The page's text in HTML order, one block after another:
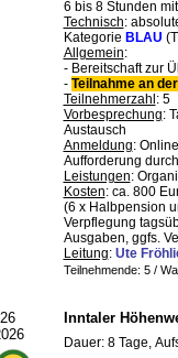
6 bis 8 Stunden
Technisch:
Kategorie BLAU
Allgemein:
- Bereitschaft zur
- Teilnahme an
Teilnehmerzahl : 5
Vorbesprechung:
Austausch
Anmeldung:
Aufforderung
Leistungen:
Kosten: ca. 800
(6 x Halbpension
Verpflegung
Ausgaben, ggfs.
Leitung: Ute
Teilnehmende: 5 /
Inntaler
Dauer: 8 Tage,